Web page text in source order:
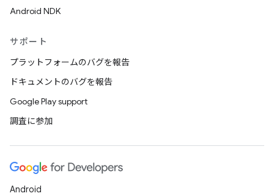
Android NDK
サポート
プラットフォームのバグを報告
ドキュメントのバグを報告
Google Play support
調査に参加
Android